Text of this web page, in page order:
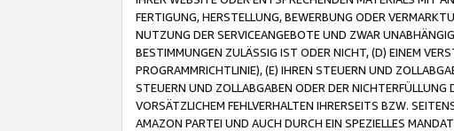
FERTIGUNG, HERSTELLUNG, BEWERBUNG ODER
NUTZUNG DER SERVICEANGEBOTE UND ZWAR
BESTIMMUNGEN ZULÄSSIG IST ODER NICHT, (D) EINEM
PROGRAMMRICHTLINIE), (E) IHREN STEUERN UND
STEUERN UND ZOLLABGABEN ODER DER NICHTERFÜLLUNG
VORSÄTZLICHEM FEHLVERHALTEN IHRERSEITS BZW.
AMAZON PARTEI UND AUCH DURCH EIN SPEZIELLES